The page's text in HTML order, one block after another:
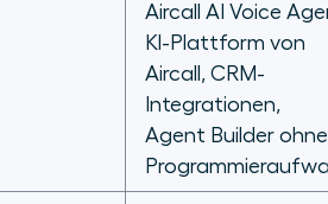
Aircall AI Voice
KI-Plattform von
Aircall, CRM-
Integrationen,
Agent Builder ohne